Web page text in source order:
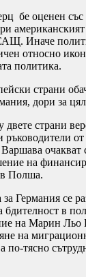
бе оценен със
САЩ. Иначе
относно
политика.
страни
дори за
двете страни
ръководители
очакват
на
в Полша.
Германия се
в
на Марин Льо
на
по-тясно